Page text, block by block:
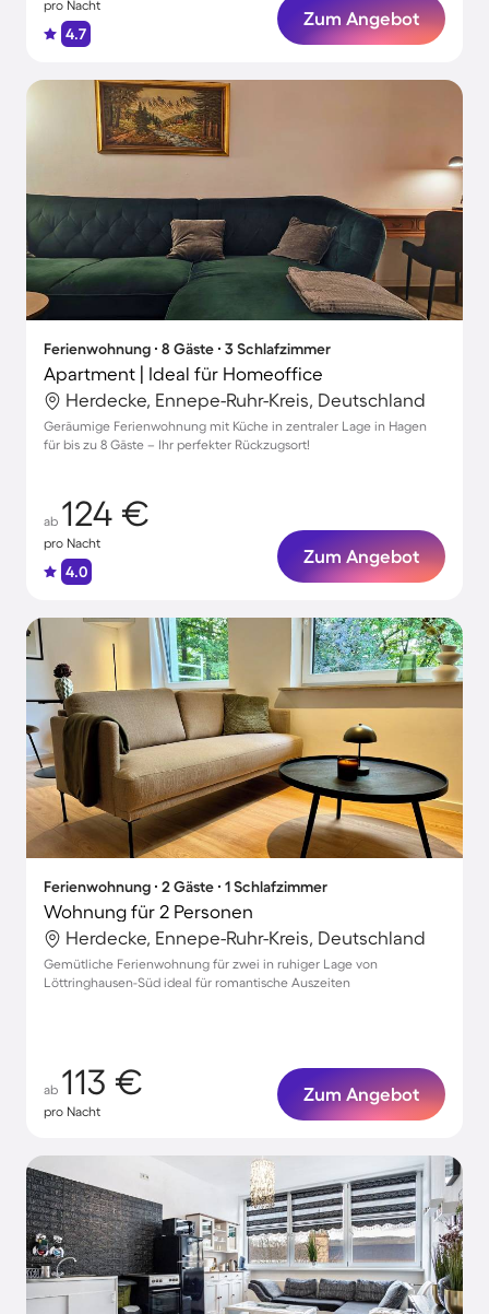
pro Nacht
4.7
Zum Angebot
Ferienwohnung ∙ 8 Gäste ∙ 3 Schlafzimmer
Apartment | Ideal für Homeoffice
Herdecke, Ennepe-Ruhr-Kreis, Deutschland
Geräumige Ferienwohnung mit Küche in zentraler Lage in Hagen
für bis zu 8 Gäste – Ihr perfekter Rückzugsort!
ab 124 €
pro Nacht
4.0
Zum Angebot
Ferienwohnung ∙ 2 Gäste ∙ 1 Schlafzimmer
Wohnung für 2 Personen
Herdecke, Ennepe-Ruhr-Kreis, Deutschland
Gemütliche Ferienwohnung für zwei in ruhiger Lage von
Löttringhausen-Süd ideal für romantische Auszeiten
ab 113 €
pro Nacht
Zum Angebot